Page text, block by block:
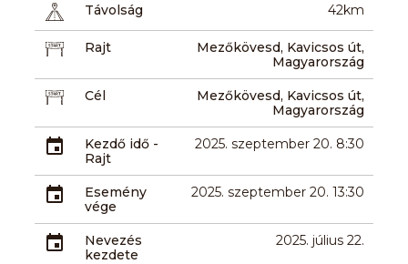
Távolság 42km
Rajt
Mezőkövesd, Kavicsos út,
Magyarország
Cél
Mezőkövesd, Kavicsos út,
Magyarország
Kezdő idő -
Rajt
2025. szeptember 20. 8:30
Esemény
vége
2025. szeptember 20. 13:30
Nevezés
kezdete
2025. július 22.